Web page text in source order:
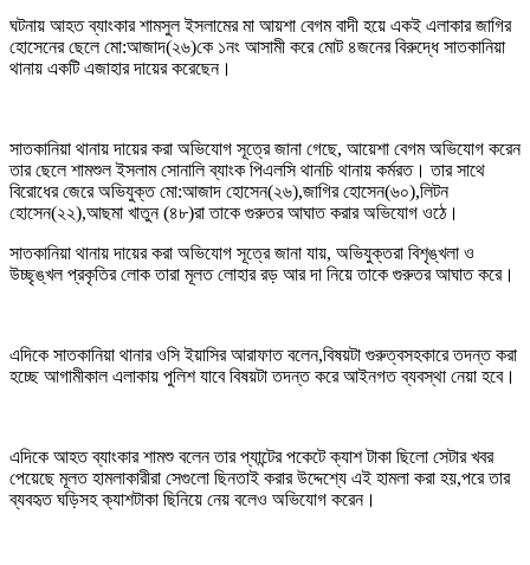
ঘটনায় আহত ব্যাংকার শামসুল ইসলামের মা আয়শা বেগম বাদী হয়ে একই এলাকার জাগির
হোসেনের ছেলে মো:আজাদ(২৬)কে ১নং আসামী করে মোট ৪জনের বিরুদ্ধে সাতকানিয়া
থানায় একটি এজাহার দায়ের করেছেন।
সাতকানিয়া থানায় দায়ের করা অভিযোগ সূত্রে জানা গেছে, আয়েশা বেগম অভিযোগ করেন
তার ছেলে শামশুল ইসলাম সোনালি ব্যাংক পিএলসি থানচি থানায় কর্মরত। তার সাথে
বিরোধের জেরে অভিযুক্ত মো:আজাদ হোসেন(২৬),জাগির হোসেন(৬০),লিটন
হোসেন(২২),আছমা খাতুন (৪৮)রা তাকে গুরুতর আঘাত করার অভিযোগ ওঠে।
সাতকানিয়া থানায় দায়ের করা অভিযোগ সূত্রে জানা যায়, অভিযুক্তরা বিশৃঙ্খলা ও
উচ্ছৃঙ্খল প্রকৃতির লোক তারা মূলত লোহার রড় আর দা নিয়ে তাকে গুরুতর আঘাত করে।
এদিকে সাতকানিয়া থানার ওসি ইয়াসির আরাফাত বলেন,বিষয়টা গুরুত্বসহকারে তদন্ত করা
হচ্ছে আগামীকাল এলাকায় পুলিশ যাবে বিষয়টা তদন্ত করে আইনগত ব্যবস্থা নেয়া হবে।
এদিকে আহত ব্যাংকার শামশু বলেন তার প্যান্টের পকেটে ক্যাশ টাকা ছিলো সেটার খবর
পেয়েছে মূলত হামলাকারীরা সেগুলো ছিনতাই করার উদ্দেশ্যে এই হামলা করা হয়,পরে তার
ব্যবহৃত ঘড়িসহ ক্যাশটাকা ছিনিয়ে নেয় বলেও অভিযোগ করেন।